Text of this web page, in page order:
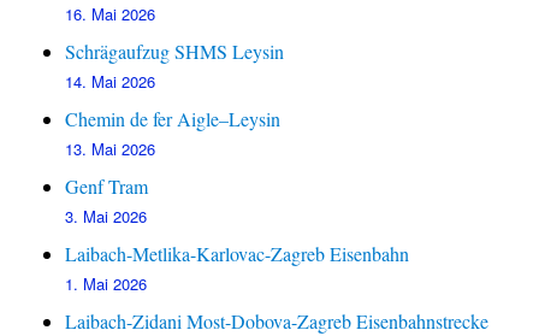
16. Mai 2026
Schrägaufzug SHMS Leysin
14. Mai 2026
Chemin de fer Aigle–Leysin
13. Mai 2026
Genf Tram
3. Mai 2026
Laibach-Metlika-Karlovac-Zagreb Eisenbahn
1. Mai 2026
Laibach-Zidani Most-Dobova-Zagreb Eisenbahnstrecke